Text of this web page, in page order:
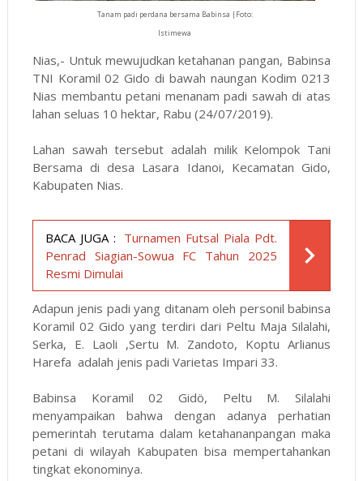
Tanam padi perdana bersama Babinsa |Foto:
Istimewa
Nias,- Untuk mewujudkan ketahanan pangan, Babinsa
TNI Koramil 02 Gido di bawah naungan Kodim 0213
Nias membantu petani menanam padi sawah di atas
lahan seluas 10 hektar, Rabu (24/07/2019).
Lahan sawah tersebut adalah milik Kelompok Tani
Bersama di desa Lasara Idanoi, Kecamatan Gido,
Kabupaten Nias.
BACA JUGA : Turnamen Futsal Piala Pdt.
Penrad Siagian-Sowua FC Tahun 2025
Resmi Dimulai
Adapun jenis padi yang ditanam oleh personil babinsa
Koramil 02 Gido yang terdiri dari Peltu Maja Silalahi,
Serka, E. Laoli ,Sertu M. Zandoto, Koptu Arlianus
Harefa adalah jenis padi Varietas Impari 33.
Babinsa Koramil 02 Gidö, Peltu M. Silalahi
menyampaikan bahwa dengan adanya perhatian
pemerintah terutama dalam ketahananpangan maka
petani di wilayah Kabupaten bisa mempertahankan
tingkat ekonominya.